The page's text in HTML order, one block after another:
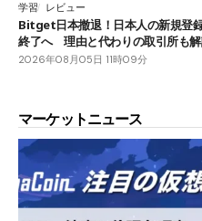
学習 レビュー
Bitget日本撤退！日本人の新規登
終了へ 理由と代わりの取引所も
2026年08月05日 11時09分
マーケットニュース